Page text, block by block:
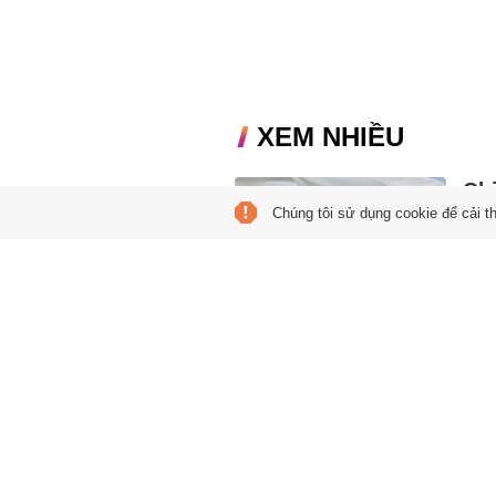
XEM NHIỀU
Chúng tôi sử dụng cookie để cải